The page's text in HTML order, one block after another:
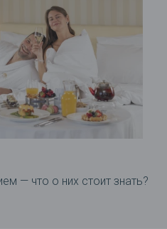
— что о них стоит знать?